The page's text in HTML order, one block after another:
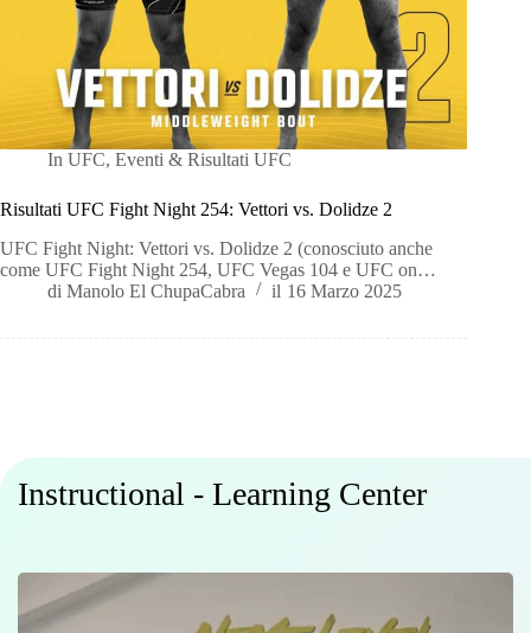
In UFC,Eventi & Risultati UFC
Risultati UFC Fight Night 254: Vettori vs. Dolidze 2
UFC Fight Night: Vettori vs. Dolidze 2 (conosciuto anche
come UFC Fight Night 254, UFC Vegas 104 e UFC on…
di Manolo El ChupaCabra il 16 Marzo 2025
Instructional - Learning Center